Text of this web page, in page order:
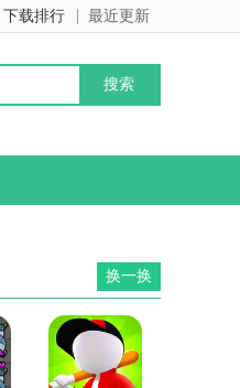
最近更新
下载排行
换一换